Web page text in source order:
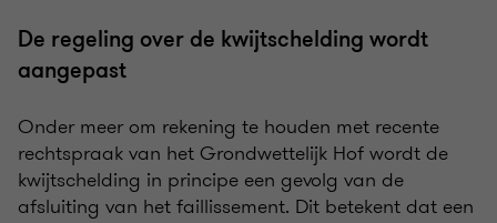
De regeling over de kwijtschelding wordt
aangepast
Onder meer om rekening te houden met recente
rechtspraak van het Grondwettelijk Hof wordt de
kwijtschelding in principe een gevolg van de
afsluiting van het faillissement. Dit betekent dat een